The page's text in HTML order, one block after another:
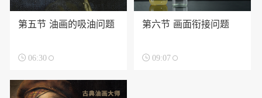
第五节 油画的吸油问题
 06:30
第六节 画面衔接问题
 09:07